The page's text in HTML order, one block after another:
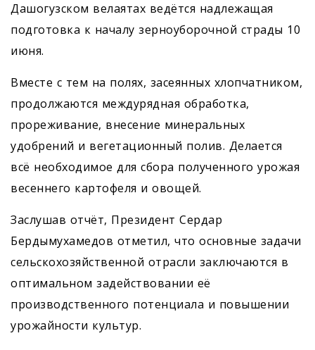
Дашогузском велаятах ведётся надлежащая
подготовка к началу зерноуборочной страды 10
июня.
Вместе с тем на полях, засеянных хлопчатником,
продолжаются междурядная обработка,
прореживание, внесение минеральных
удобрений и вегетационный полив. Делается
всё необходимое для сбора полученного урожая
весеннего картофеля и овощей.
Заслушав отчёт, Президент Сердар
Бердымухамедов отметил, что основные задачи
сельскохозяйственной отрасли заключаются в
оптимальном задействовании её
производственного потенциала и повышении
урожайности культур.